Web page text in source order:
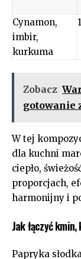
Cynamon,
imbir,
kurkuma
Zobacz
gotowanie
W tej
dla kuchni
ciepło,
proporcjach,
harmonijny i
Jak łączyć
Papryka